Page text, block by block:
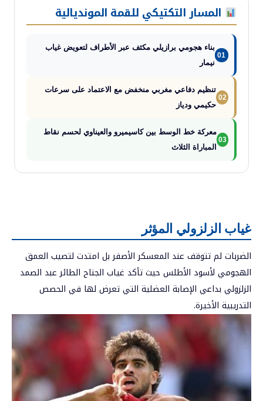
المسار التكتيكي للقمة المونديالية
01
بناء هجومي برازيلي مكثف عبر الأطراف لتعويض غياب
نيمار
02
تنظيم دفاعي مغربي منخفض مع الاعتماد على سرعات
حكيمي ودياز
03
معركة خط الوسط بين كاسيميرو والعيناوي لحسم نقاط
المباراة الثلاث
غياب الزلزولي المؤثر
الضربات لم تتوقف عند المعسكر الأصفر بل امتدت لتصيب العمق
الهجومي لأسود الأطلس حيث تأكد غياب الجناح الطائر عبد الصمد
الزلزولي بداعي الإصابة العضلية التي تعرض لها في الحصص
التدريبية الأخيرة.